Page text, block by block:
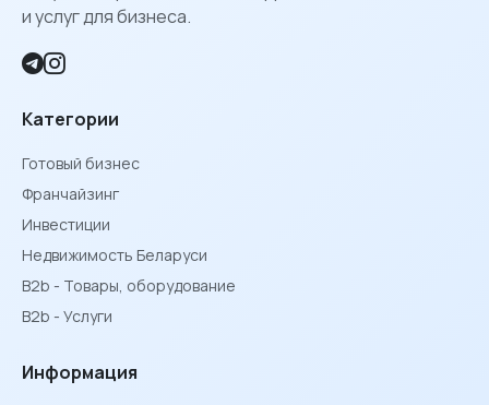
и услуг для бизнеса.
Категории
Готовый бизнес
Франчайзинг
Инвестиции
Недвижимость Беларуси
B2b - Товары, оборудование
B2b - Услуги
Информация